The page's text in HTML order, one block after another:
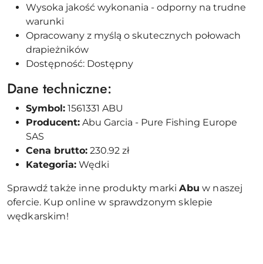
Wysoka jakość wykonania - odporny na trudne
warunki
Opracowany z myślą o skutecznych połowach
drapieżników
Dostępność: Dostępny
Dane techniczne:
Symbol: 1561331 ABU
Producent: Abu Garcia - Pure Fishing Europe
SAS
Cena brutto: 230.92 zł
Kategoria: Wędki
Sprawdź także inne produkty markiAbu w naszej
ofercie. Kup online w sprawdzonym sklepie
wędkarskim!